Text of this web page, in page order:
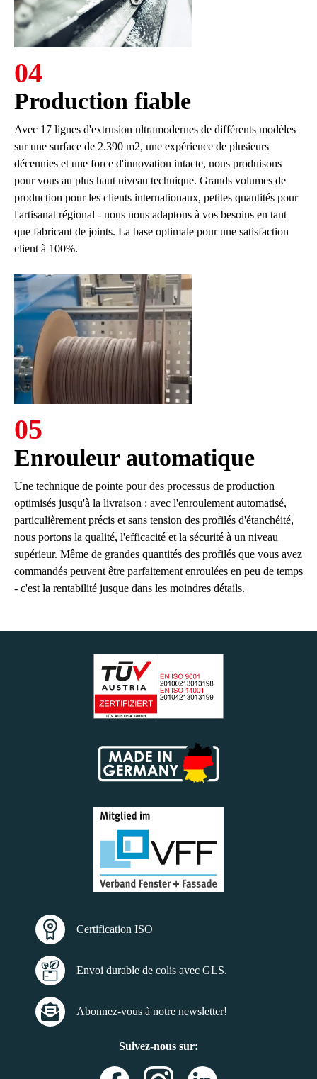
04
Production fiable
Avec 17 lignes d'extrusion ultramodernes de différents modèles
sur une surface de 2.390 m2, une expérience de plusieurs
décennies et une force d'innovation intacte, nous produisons
pour vous au plus haut niveau technique. Grands volumes de
production pour les clients internationaux, petites quantités pour
l'artisanat régional - nous nous adaptons à vos besoins en tant
que fabricant de joints. La base optimale pour une satisfaction
client à 100%.
05
Enrouleur automatique
Une technique de pointe pour des processus de production
optimisés jusqu'à la livraison : avec l'enroulement automatisé,
particulièrement précis et sans tension des profilés d'étanchéité,
nous portons la qualité, l'efficacité et la sécurité à un niveau
supérieur. Même de grandes quantités des profilés que vous avez
commandés peuvent être parfaitement enroulées en peu de temps
- c'est la rentabilité jusque dans les moindres détails.
Certification ISO
Envoi durable de colis avec GLS.
Abonnez-vous à notre newsletter!
Suivez-nous sur: